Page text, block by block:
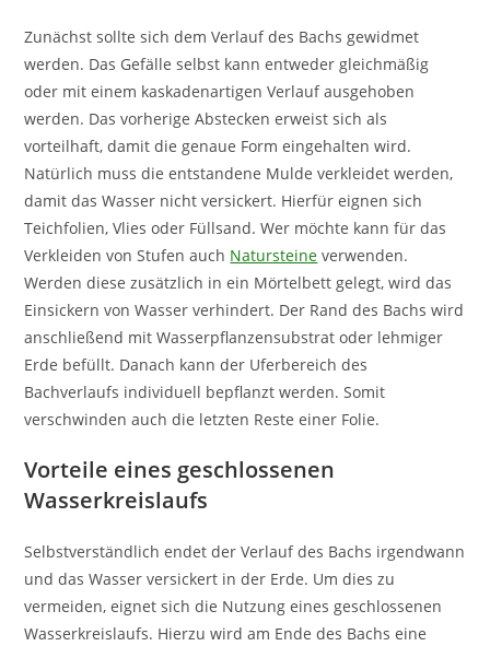
Zunächst sollte sich dem Verlauf des Bachs gewidmet
werden. Das Gefälle selbst kann entweder gleichmäßig
oder mit einem kaskadenartigen Verlauf ausgehoben
werden. Das vorherige Abstecken erweist sich als
vorteilhaft, damit die genaue Form eingehalten wird.
Natürlich muss die entstandene Mulde verkleidet werden,
damit das Wasser nicht versickert. Hierfür eignen sich
Teichfolien, Vlies oder Füllsand. Wer möchte kann für das
Verkleiden von Stufen auch Natursteine verwenden.
Werden diese zusätzlich in ein Mörtelbett gelegt, wird das
Einsickern von Wasser verhindert. Der Rand des Bachs wird
anschließend mit Wasserpflanzensubstrat oder lehmiger
Erde befüllt. Danach kann der Uferbereich des
Bachverlaufs individuell bepflanzt werden. Somit
verschwinden auch die letzten Reste einer Folie.
Vorteile eines geschlossenen
Wasserkreislaufs
Selbstverständlich endet der Verlauf des Bachs irgendwann
und das Wasser versickert in der Erde. Um dies zu
vermeiden, eignet sich die Nutzung eines geschlossenen
Wasserkreislaufs. Hierzu wird am Ende des Bachs eine